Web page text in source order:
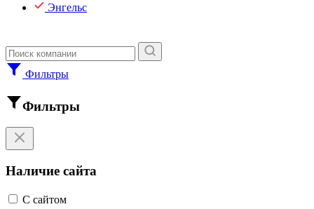
Энгельс
Фильтры
Фильтры
Наличие сайта
С сайтом